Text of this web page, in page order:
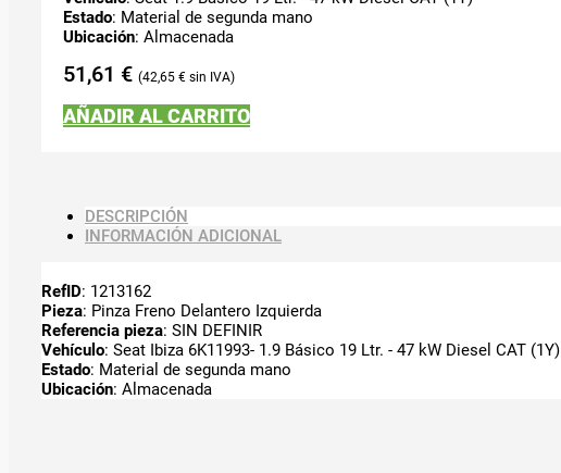
Estado: Material de segunda mano
Ubicación: Almacenada
51,61 € 42,65 €
AÑADIR AL CARRITO
DESCRIPCIÓN
INFORMACIÓN ADICIONAL
RefID: 1213162
Pieza: Pinza Freno Delantero Izquierda
Referencia pieza: SIN DEFINIR
Vehículo: Seat Ibiza 6K11993- 1.9 Básico 19 Ltr. - 47 kW Diesel CAT (1Y)
Estado: Material de segunda mano
Ubicación: Almacenada